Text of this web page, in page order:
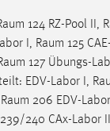
124 RZ-Pool II,
I, Raum 125
127 Übungs-
EDV-Labor I,
Raum 206 EDV-
239/240 CAx-Labor